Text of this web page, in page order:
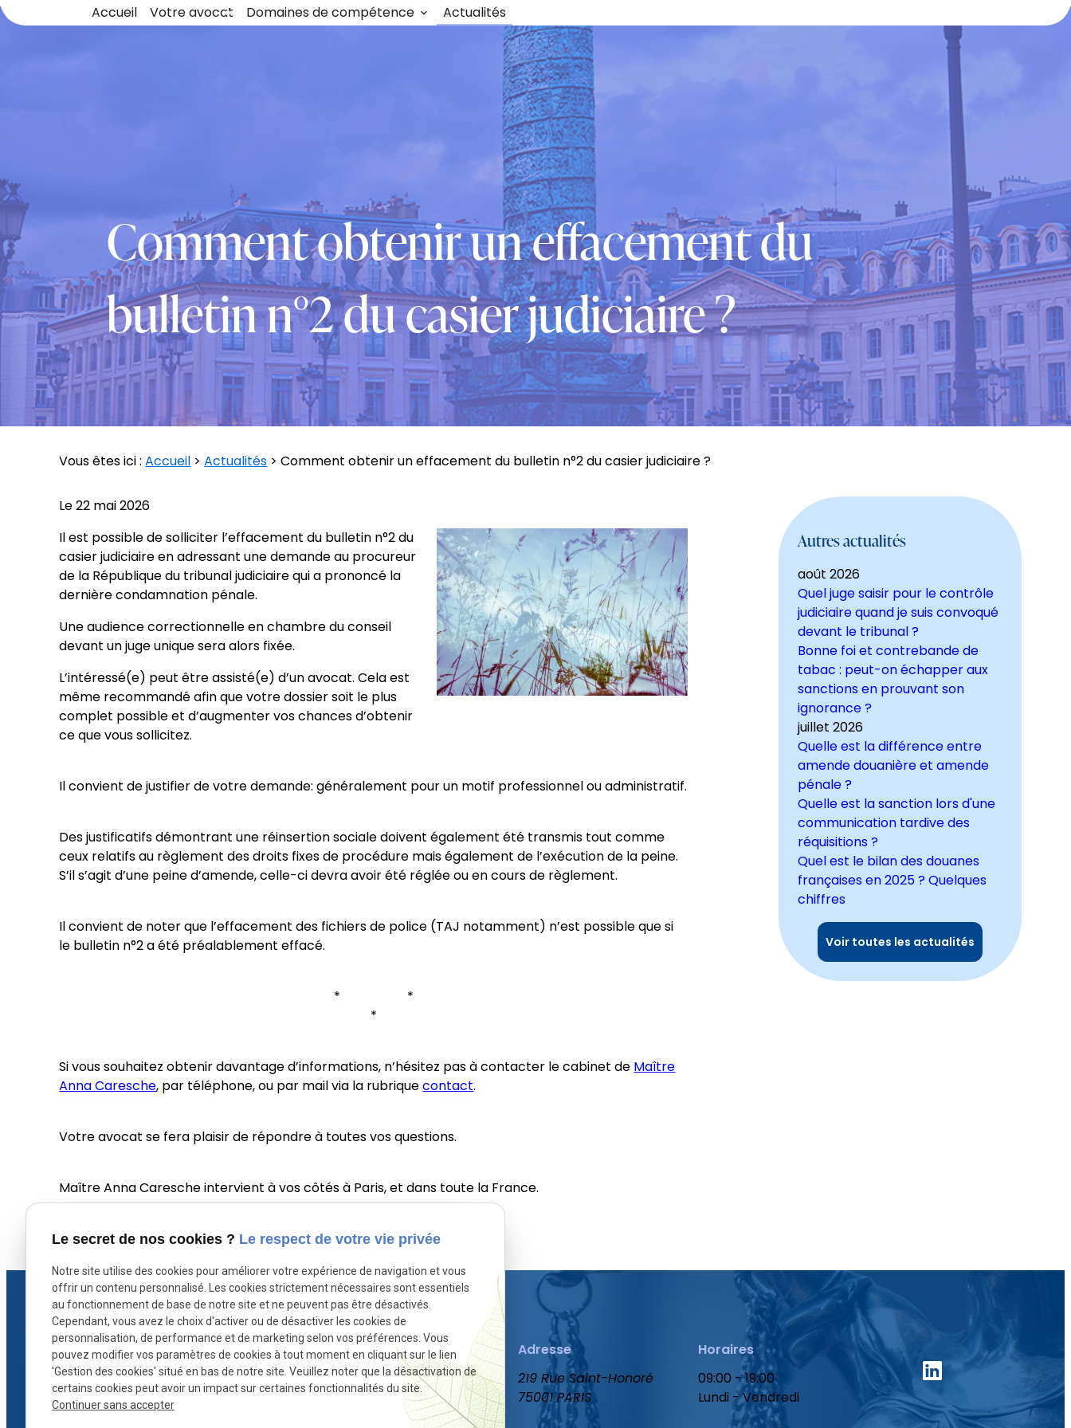
Accueil Votre avocat Domaines de compétence Actualités
Comment obtenir un effacement du
bulletin n°2 du casier judiciaire ?
Vous êtes ici : Accueil >Actualités > Comment obtenir un effacement du bulletin n°2 du casier judiciaire ?
Le22 mai 2026
Il est possible de solliciter l’effacement du bulletin n°2 du
casier judiciaire en adressant une demande au procureur
de la République du tribunal judiciaire qui a prononcé la
dernière condamnation pénale.
Une audience correctionnelle en chambre du conseil
devant un juge unique sera alors fixée.
L’intéressé(e) peut être assisté(e) d’un avocat. Cela est
même recommandé afin que votre dossier soit le plus
complet possible et d’augmenter vos chances d’obtenir
ce que vous sollicitez.
Il convient de justifier de votre demande: généralement pour un motif professionnel ou administratif.
Des justificatifs démontrant une réinsertion sociale doivent également été transmis tout comme
ceux relatifs au règlement des droits fixes de procédure mais également de l’exécution de la peine.
S’il s’agit d’une peine d’amende, celle-ci devra avoir été réglée ou en cours de règlement.
Il convient de noter que l’effacement des fichiers de police (TAJ notamment) n’est possible que si
le bulletin n°2 a été préalablement effacé.
* *
*
Si vous souhaitez obtenir davantage d’informations, n’hésitez pas à contacter le cabinet de Maître
Anna Caresche, par téléphone, ou par mail via la rubriquecontact.
Votre avocat se fera plaisir de répondre à toutes vos questions.
Maître Anna Caresche intervient à vos côtés à Paris, et dans toute la France.
X (formerly Twitter) est désactivé. Autoriser Facebook est désactivé. Autoriser
Autres actualités
août 2026
Quel juge saisir pour le contrôle
judiciaire quand je suis convoqué
devant le tribunal ?
Bonne foi et contrebande de
tabac : peut-on échapper aux
sanctions en prouvant son
ignorance ?
juillet 2026
Quelle est la différence entre
amende douanière et amende
pénale ?
Quelle est la sanction lors d'une
communication tardive des
réquisitions ?
Quel est le bilan des douanes
françaises en 2025 ? Quelques
chiffres
Voir toutes les actualités
Défense stratégique et conseils sur
mesure : Maître CARESCHE protège
Téléphone
01 86 65 78 47
Adresse
219 Rue Saint-Honoré
75001 PARIS
Horaires
09:00 - 19:00
Lundi - Vendredi
Panneau de gestion des cookies
Le secret de nos cookies ? Le respect de votre vie privée
Notre site utilise des cookies pour améliorer votre expérience de navigation et vous
offrir un contenu personnalisé. Les cookies strictement nécessaires sont essentiels
au fonctionnement de base de notre site et ne peuvent pas être désactivés.
Cependant, vous avez le choix d'activer ou de désactiver les cookies de
personnalisation, de performance et de marketing selon vos préférences. Vous
pouvez modifier vos paramètres de cookies à tout moment en cliquant sur le lien
'Gestion des cookies' situé en bas de notre site. Veuillez noter que la désactivation de
certains cookies peut avoir un impact sur certaines fonctionnalités du site.
Continuer sans accepter